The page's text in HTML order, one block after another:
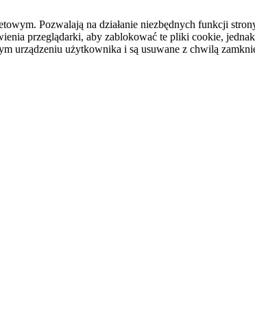
Pozwalają na działanie niezbędnych funkcji
przeglądarki, aby zablokować te pliki cookie,
urządzeniu użytkownika i są usuwane z chwilą